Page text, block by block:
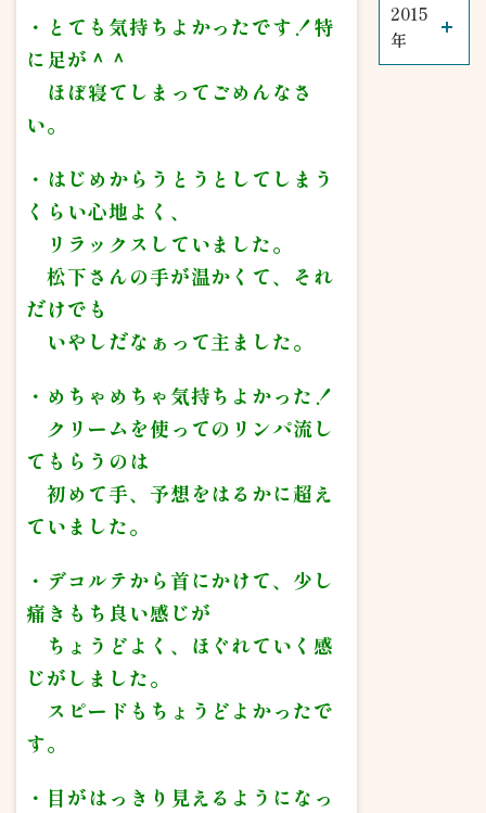
・とても気持ちよかったです！特
に足が＾＾
ほぼ寝てしまってごめんなさ
い。
・はじめからうとうとしてしまう
くらい心地よく、
リラックスしていました。
松下さんの手が温かくて、それ
だけでも
いやしだなぁって主ました。
・めちゃめちゃ気持ちよかった！
クリームを使ってのリンパ流し
てもらうのは
初めて手、予想をはるかに超え
ていました。
・デコルテから首にかけて、少し
痛きもち良い感じが
ちょうどよく、ほぐれていく感
じがしました。
スピードもちょうどよかったで
す。
・目がはっきり見えるようになっ
2015
年